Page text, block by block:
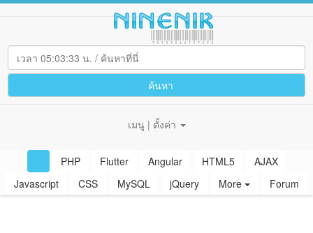
ค้นหา
เมนู | ตั้งค่า
PHP Flutter Angular HTML5
AJAX
Javascript
CSS MySQL jQuery More Forum